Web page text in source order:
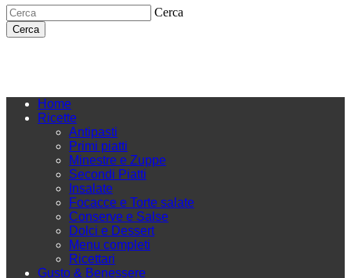
Cerca
Cerca
Home
Ricette
Antipasti
Primi piatti
Minestre e Zuppe
Secondi Piatti
Insalate
Focacce e Torte salate
Conserve e Salse
Dolci e Dessert
Menu completi
Ricettari
Gusto & Benessere